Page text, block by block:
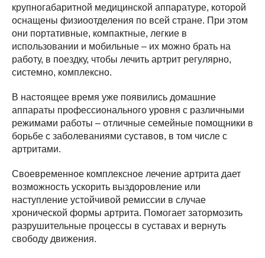
крупногабаритной медицинской аппаратуре, которой
оснащены физиоотделения по всей стране. При этом
они портативные, компактные, легкие в
использовании и мобильные – их можно брать на
работу, в поездку, чтобы лечить артрит регулярно,
системно, комплексно.
В настоящее время уже появились домашние
аппараты профессионального уровня с различными
режимами работы – отличные семейные помощники в
борьбе с заболеваниями суставов, в том числе с
артритами.
Своевременное комплексное лечение артрита дает
возможность ускорить выздоровление или
наступление устойчивой ремиссии в случае
хронической формы артрита. Помогает затормозить
разрушительные процессы в суставах и вернуть
свободу движения.